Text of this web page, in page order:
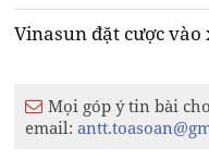
Vinasun đặt cược
Mọi góp ý tin bài
email: